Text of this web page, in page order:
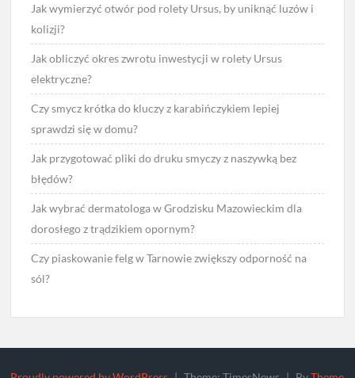
Jak wymierzyć otwór pod rolety Ursus, by uniknąć luzów i
kolizji?
Jak obliczyć okres zwrotu inwestycji w rolety Ursus
elektryczne?
Czy smycz krótka do kluczy z karabińczykiem lepiej
sprawdzi się w domu?
Jak przygotować pliki do druku smyczy z naszywką bez
błędów?
Jak wybrać dermatologa w Grodzisku Mazowieckim dla
dorosłego z trądzikiem opornym?
Czy piaskowanie felg w Tarnowie zwiększy odporność na
sól?